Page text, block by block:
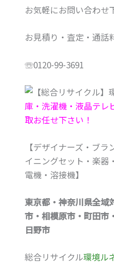
お気軽にお問い合わせ
お見積り・査定・通話
☏0120-99-3691
庫・洗濯機・液晶テレ
取お任せ下さい！
【デザイナーズ・ブ
イニングセット・楽器
電機・溶接機】
東京都・神奈川県全域
市・相模原市・町田市
日野市
総合リサイクル環境ル